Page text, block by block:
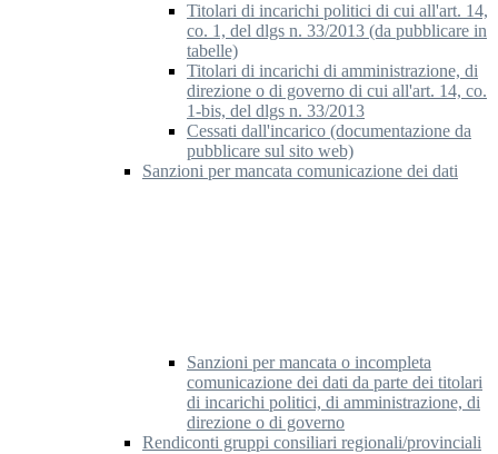
Titolari di incarichi politici di cui all'art. 14,
co. 1, del dlgs n. 33/2013 (da pubblicare in
tabelle)
Titolari di incarichi di amministrazione, di
direzione o di governo di cui all'art. 14, co.
1-bis, del dlgs n. 33/2013
Cessati dall'incarico (documentazione da
pubblicare sul sito web)
Sanzioni per mancata comunicazione dei dati
Sanzioni per mancata o incompleta
comunicazione dei dati da parte dei titolari
di incarichi politici, di amministrazione, di
direzione o di governo
Rendiconti gruppi consiliari regionali/provinciali